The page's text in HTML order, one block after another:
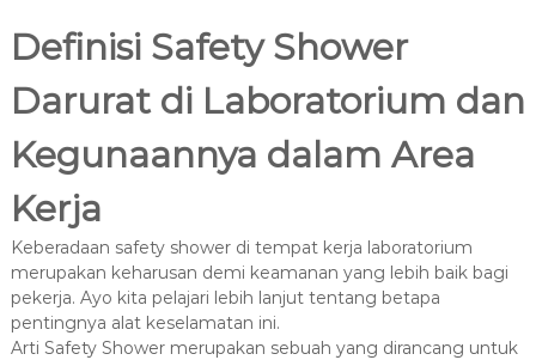
Definisi Safety Shower
Darurat di Laboratorium dan
Kegunaannya dalam Area
Kerja
Keberadaan safety shower di tempat kerja laboratorium
merupakan keharusan demi keamanan yang lebih baik bagi
pekerja. Ayo kita pelajari lebih lanjut tentang betapa
pentingnya alat keselamatan ini.
Arti Safety Shower merupakan sebuah yang dirancang untuk